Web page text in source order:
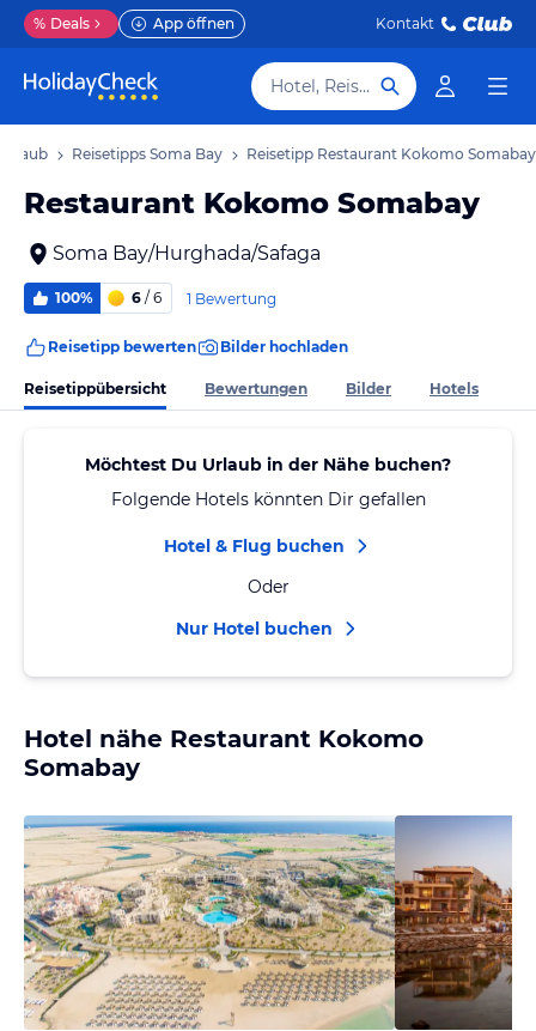
% Deals App öffnen Kontakt
Hotel, Reiseziel
Reisetipps Soma Bay Reisetipp Restaurant Kokomo Somabay
Restaurant Kokomo Somabay
Soma Bay/Hurghada/Safaga
100% 6 / 6 1 Bewertung
Reisetipp bewerten Bilder hochladen
Reisetippübersicht Bewertungen Bilder Hotels
Möchtest Du Urlaub in der Nähe buchen?
Folgende Hotels könnten Dir gefallen
Hotel & Flug buchen
Oder
Nur Hotel buchen
Hotel nähe Restaurant Kokomo
Somabay